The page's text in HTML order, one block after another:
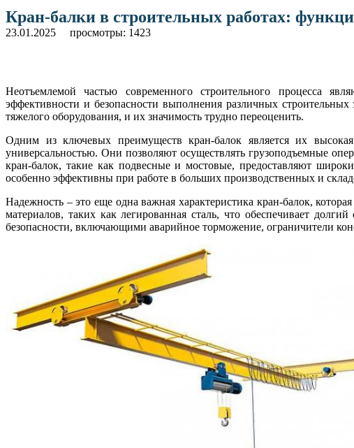
Кран-балки в строительных работах:
23.01.2025 просмотры: 1423
Неотъемлемой частью современного строительного процесса
эффективности и безопасности выполнения различных
тяжелого оборудования, и их значимость трудно переоценить.
Одним из ключевых преимуществ кран-балок является их
универсальностью. Они позволяют осуществлять грузоподъемные
кран-балок, такие как подвесные и мостовые, предоставляют
особенно эффективны при работе в больших производственных и
Надежность – это еще одна важная характеристика кран-балок,
материалов, таких как легированная сталь, что обеспечивает
безопасности, включающими аварийное торможение, ограничители